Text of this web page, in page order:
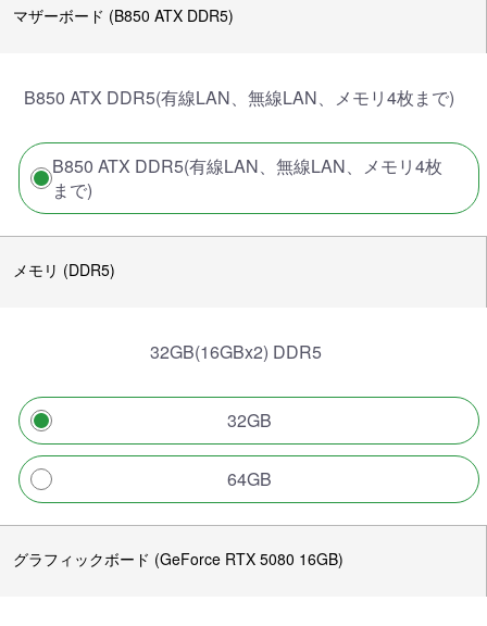
マザーボード (B850 ATX DDR5)
B850 ATX DDR5(有線LAN、無線LAN、メモリ4枚まで)
B850 ATX DDR5(有線LAN、無線LAN、メモリ4枚
まで)
メモリ (DDR5)
32GB(16GBx2) DDR5
32GB
64GB
グラフィックボード (GeForce RTX 5080 16GB)